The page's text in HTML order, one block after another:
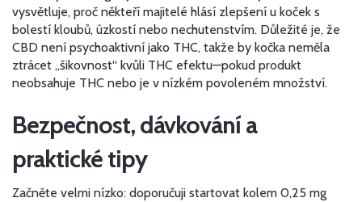
vysvětluje, proč někteří majitelé hlásí zlepšení u koček s
bolestí kloubů, úzkostí nebo nechutenstvím. Důležité je, že
CBD není psychoaktivní jako THC, takže by kočka neměla
ztrácet „šikovnost“ kvůli THC efektu—pokud produkt
neobsahuje THC nebo je v nízkém povoleném množství.
Bezpečnost, dávkování a
praktické tipy
Začněte velmi nízko: doporučuji startovat kolem 0,25 mg